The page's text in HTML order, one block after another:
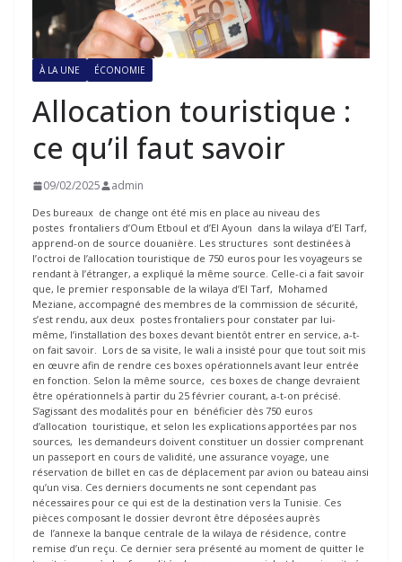
À LA UNE ÉCONOMIE
Allocation touristique :
ce qu’il faut savoir
09/02/2025 admin
Des bureaux de change ont été mis en place au niveau des
postes frontaliers d’Oum Etboul et d’El Ayoun dans la wilaya d’El Tarf,
apprend-on de source douanière. Les structures sont destinées à
l’octroi de l’allocation touristique de 750 euros pour les voyageurs se
rendant à l’étranger, a expliqué la même source. Celle-ci a fait savoir
que, le premier responsable de la wilaya d’El Tarf, Mohamed
Meziane, accompagné des membres de la commission de sécurité,
s’est rendu, aux deux postes frontaliers pour constater par lui-
même, l’installation des boxes devant bientôt entrer en service, a-t-
on fait savoir. Lors de sa visite, le wali a insisté pour que tout soit mis
en œuvre afin de rendre ces boxes opérationnels avant leur entrée
en fonction. Selon la même source, ces boxes de change devraient
être opérationnels à partir du 25 février courant, a-t-on précisé.
S’agissant des modalités pour en bénéficier dès 750 euros
d’allocation touristique, et selon les explications apportées par nos
sources, les demandeurs doivent constituer un dossier comprenant
un passeport en cours de validité, une assurance voyage, une
réservation de billet en cas de déplacement par avion ou bateau ainsi
qu’un visa. Ces derniers documents ne sont cependant pas
nécessaires pour ce qui est de la destination vers la Tunisie. Ces
pièces composant le dossier devront être déposées auprès
de l’annexe la banque centrale de la wilaya de résidence, contre
remise d’un reçu. Ce dernier sera présenté au moment de quitter le